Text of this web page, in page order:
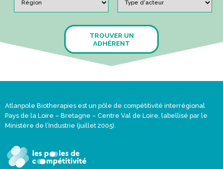
TROUVER UN
ADHÉRENT
Atlanpole Biotherapies est un pôle de compétitivité interrégional
Pays de la Loire – Bretagne – Centre Val de Loire, labellisé par le
Ministère de l’Industrie (juillet 2005).